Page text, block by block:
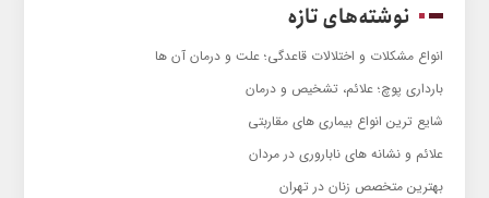
نوشته‌های تازه
انواع مشکلات و اختلالات قاعدگی؛ علت و درمان آن ها
بارداری پوچ؛ علائم، تشخیص و درمان
شایع ترین انواع بیماری های مقاربتی
علائم و نشانه های ناباروری در مردان
بهترین متخصص زنان در تهران